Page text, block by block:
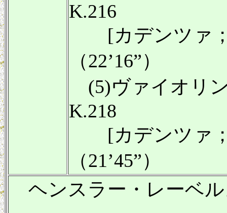
K.216
[カデンツァ；
（22’16”）
(5)ヴァイオリ
K.218
[カデンツァ；
（21’45”）
ヘンスラー・レーベ